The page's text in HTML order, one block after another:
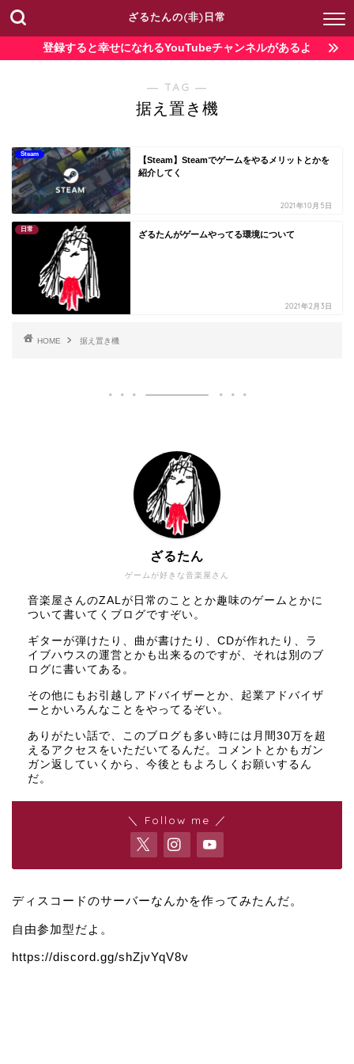
ざるたんの(非)日常
登録すると幸せになれるYouTubeチャンネルがあるよ
― TAG ―
据え置き機
Steam
【Steam】Steamでゲームをやるメリットとかを
紹介してく
2021年10月5日
日常
ざるたんがゲームやってる環境について
2021年2月3日
HOME 据え置き機
ゲームが好きな音楽屋さん
ざるたん
音楽屋さんのZALが日常のこととか趣味のゲームとかに
ついて書いてくブログですぞい。
ギターが弾けたり、曲が書けたり、CDが作れたり、ラ
イブハウスの運営とかも出来るのですが、それは別のブ
ログに書いてある。
その他にもお引越しアドバイザーとか、起業アドバイザ
ーとかいろんなことをやってるぞい。
ありがたい話で、このブログも多い時には月間30万を超
えるアクセスをいただいてるんだ。コメントとかもガン
ガン返していくから、今後ともよろしくお願いするん
だ。
＼ Follow me ／
ディスコードのサーバーなんかを作ってみたんだ。
自由参加型だよ。
https://discord.gg/shZjvYqV8v